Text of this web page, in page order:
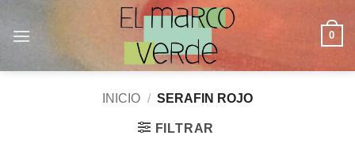
0
INICIO / SERAFIN ROJO
FILTRAR